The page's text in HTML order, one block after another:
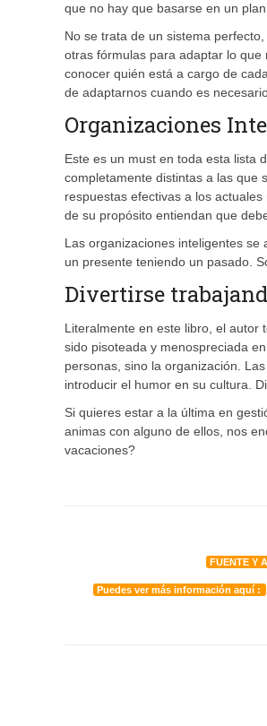
que no hay que basarse en un
No se trata de un sistema
otras fórmulas para adaptar lo
conocer quién está a cargo de
de adaptarnos cuando es
Organizaciones
Este es un must en toda esta lista
completamente distintas a las que
respuestas efectivas a los
de su propósito entiendan que
Las organizaciones inteligentes
un presente teniendo un pasado.
Divertirse
Literalmente en este libro, el autor
sido pisoteada y menospreciada
personas, sino la organización.
introducir el humor en su cultura.
Si quieres estar a la última en
animas con alguno de ellos, nos
vacaciones?
FUENTE Y
Puedes ver más información aquí :